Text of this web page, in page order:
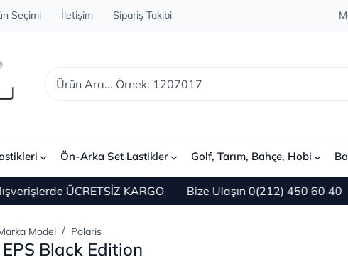
Seçimi İletişim Sipariş Takibi
Ön-Arka Set Lastikler Golf, Tarım, Bahçe, Hobi
ÜCRETSİZ KARGO Bize Ulaşın 0(212) 450 60 40
Model Polaris
Black Edition